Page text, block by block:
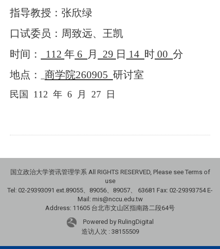
指导教授：张欣绿
口试委员：周致远、王凯
时间：
112 年 6 月 29 日 14 时 00 分
地点：
商学院260905 研讨室
民国 112 年 6 月 27 日
国立政治大学资讯管理学系 All RIGHTS RESERVED, Please see Terms of
use
Tel: 02-29393091 ext.89055、89056、89057、
63681 Fax: 02-29393754 E-
Mail: mis@nccu.edu.tw
Address: 11605 台北市文山区指南路二段64号
Powered by RulingDigital
造访人次 : 38155509